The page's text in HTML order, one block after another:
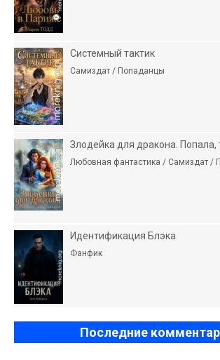
Системный тактик
Самиздат / Попаданцы
Злодейка для дракона. Попала,
Любовная фантастика / Самиздат /
Идентификация Блэка
Фанфик
Последние